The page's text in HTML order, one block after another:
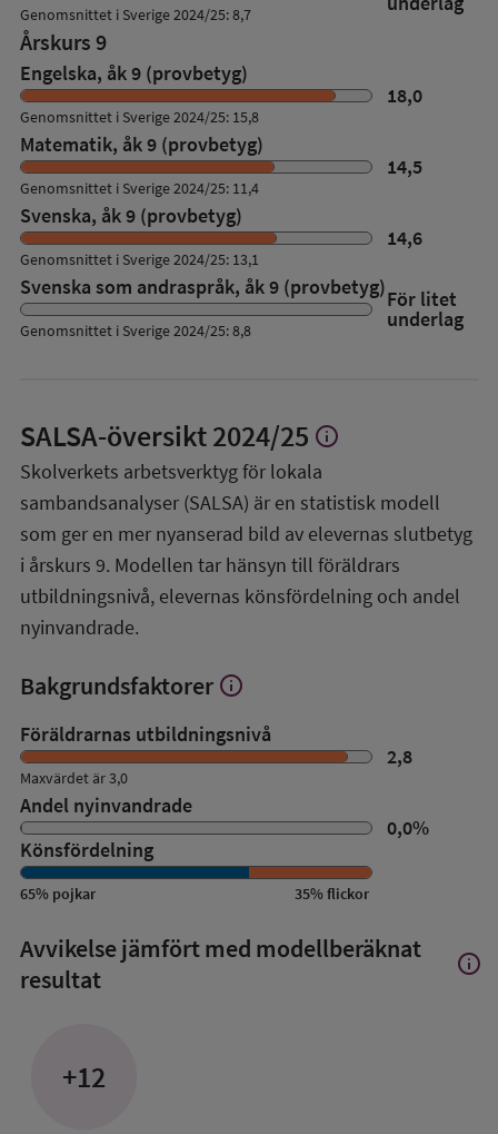
Genomsnittet i Sverige 2024/25: 8,7
Årskurs 9
Engelska, åk 9 (provbetyg)
18,0
Genomsnittet i Sverige 2024/25: 15,8
Matematik, åk 9 (provbetyg)
14,5
Genomsnittet i Sverige 2024/25: 11,4
Svenska, åk 9 (provbetyg)
14,6
Genomsnittet i Sverige 2024/25: 13,1
Svenska som andraspråk, åk 9 (provbetyg)För litet
underlag
Genomsnittet i Sverige 2024/25: 8,8
SALSA-översikt2024/25 Visa
om
SALSA-
översikt
info
Skolverkets arbetsverktyg för lokala
sambandsanalyser (SALSA) är en statistisk modell
som ger en mer nyanserad bild av elevernas slutbetyg
i årskurs 9. Modellen tar hänsyn till föräldrars
utbildningsnivå, elevernas könsfördelning och andel
nyinvandrade.
Bakgrundsfaktorer Visa
om
Bakgrundsfaktorer
info
Föräldrarnas utbildningsnivå
2,8
Maxvärdet är 3,0
Andel nyinvandrade
0,0%
Könsfördelning
65% pojkar 35%flickor
Avvikelse jämfört med modellberäknat
resultat
Visa
info
+12